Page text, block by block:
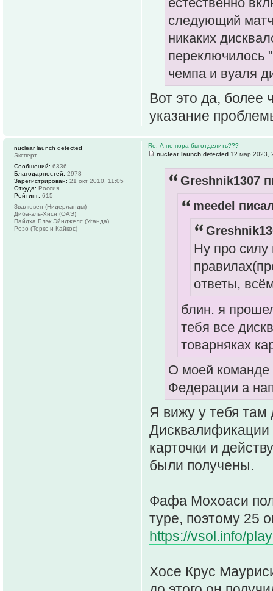
следующий матч
никаких
переключилось
чемпа и вуаля
Вот это да, более
указание
Re: А не пора бы отделить???
nuclear launch detected 12 мар 2023,
Greshnik1307
meedel
Ну про силу
ответы,
блин. я
тебя все
товарняках
О моей команде
Федерации а
Я вижу у тебя там
Дисквалификации
карточки и
были получены.
Фафа Мохоаси
туре, поэтому 25
https://vsol.info/
Хосе Крус
nuclear launch detected
Эксперт
Сообщений: 6336
Благодарностей: 2978
Зарегистрирован: 21 окт 2010, 11:05
Откуда: Россия
Рейтинг: 615
Звалювен (Нидерланды)
Диба-эль-Хисн (ОАЭ)
Пайдха Блэк Эйнджелс (Уганда)
Розо (Теркс и Кайкос)